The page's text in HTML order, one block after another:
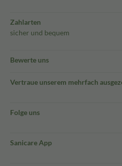
Zahlarten
sicher und bequem
Bewerte uns
Vertraue unserem mehrfach
Folge uns
Sanicare App